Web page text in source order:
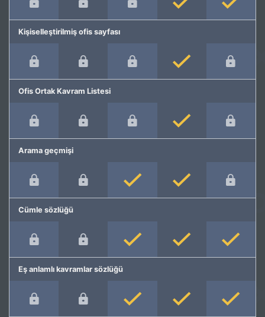
Kişiselleştirilmiş ofis sayfası
Ofis Ortak Kavram Listesi
Arama geçmişi
Cümle sözlüğü
Eş anlamlı kavramlar sözlüğü